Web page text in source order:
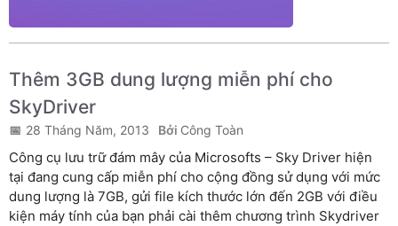
Thêm 3GB dung lượng miễn phí cho
SkyDriver
28 Tháng Năm, 2013 Công Toàn
Công cụ lưu trữ đám mây của Microsofts – Sky Driver hiện
tại đang cung cấp miễn phí cho cộng đồng sử dụng với mức
dung lượng là 7GB, gửi file kích thước lớn đến 2GB với điều
kiện máy tính của bạn phải cài thêm chương trình Skydriver